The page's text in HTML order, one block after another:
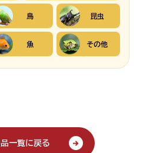
鳥 昆虫
魚 その他
一覧に戻る